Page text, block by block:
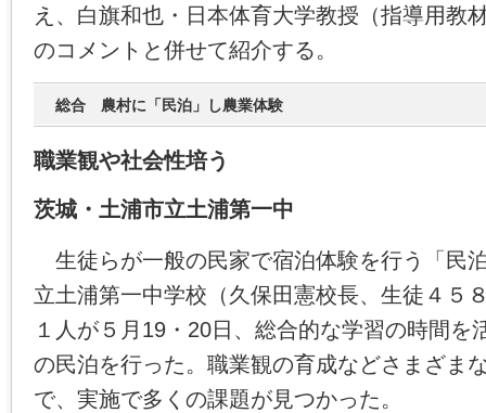
え、白旗和也・日本体育大学教授（指導用教
のコメントと併せて紹介する。
総合 農村に「民泊」し農業体験
職業観や社会性培う
茨城・土浦市立土浦第一中
生徒らが一般の民家で宿泊体験を行う「民
立土浦第一中学校（久保田憲校長、生徒４５
１人が５月19・20日、総合的な学習の時間を
の民泊を行った。職業観の育成などさまざま
で、実施で多くの課題が見つかった。